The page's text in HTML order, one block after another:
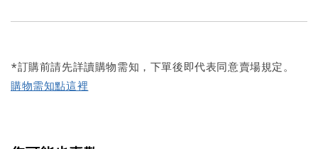
*訂購前請先詳讀購物需知，下單後即代表同意賣場規定。
購物需知點這裡